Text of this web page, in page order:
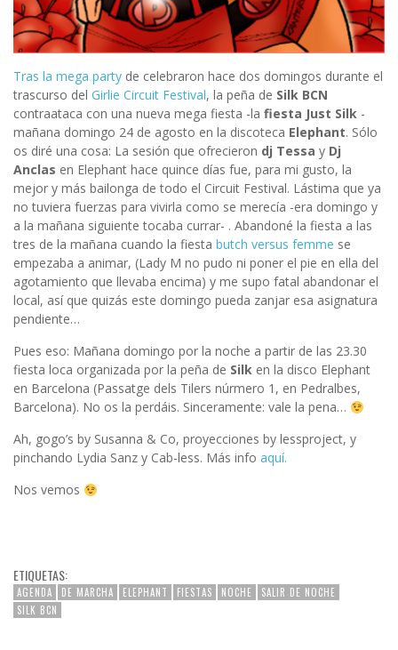
Tras la mega party de celebraron hace dos domingos durante el
trascurso del Girlie Circuit Festival, la peña de Silk BCN
contraataca con una nueva mega fiesta -la fiesta Just Silk -
mañana domingo 24 de agosto en la discoteca Elephant. Sólo
os diré una cosa: La sesión que ofrecieron dj Tessa y Dj
Anclas en Elephant hace quince días fue, para mi gusto, la
mejor y más bailonga de todo el Circuit Festival. Lástima que ya
no tuviera fuerzas para vivirla como se merecía -era domingo y
a la mañana siguiente tocaba currar- . Abandoné la fiesta a las
tres de la mañana cuando la fiesta butch versus femme se
empezaba a animar, (Lady M no pudo ni poner el pie en ella del
agotamiento que llevaba encima) y me supo fatal abandonar el
local, así que quizás este domingo pueda zanjar esa asignatura
pendiente…
Pues eso: Mañana domingo por la noche a partir de las 23.30
fiesta loca organizada por la peña de Silk en la disco Elephant
en Barcelona (Passatge dels Tilers núrmero 1, en Pedralbes,
Barcelona). No os la perdáis. Sinceramente: vale la pena…
Ah, gogo’s by Susanna & Co, proyecciones by lessproject, y
pinchando Lydia Sanz y Cab-less. Más info aquí.
Nos vemos
ETIQUETAS:
AGENDA DE MARCHA ELEPHANT FIESTAS NOCHE
SALIR DE NOCHE
SILK BCN